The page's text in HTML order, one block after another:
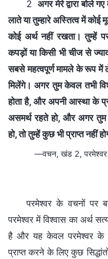
2अगर मेरे द्वारा बोले
लाते या तुम्हारे अस्तित्व में कोई
कोई अर्थ नहीं रखता। तुम्हें
कपड़ों या किसी भी चीज से
सबसे महत्वपूर्ण मामले के रूप में
मिलेंगे। अगर तुम केवल तभी
होता है, और अपनी आस्था के
असमर्थ रहते हो, और अगर
हो, तो तुम्हें कुछ भी प्राप्त नहीं
—वचन, खंड 2, परमेश्वर
परमेश्वर के वचनों पर
परमेश्वर में विश्वास का अर्थ
है और यह केवल परमेश्वर के
प्राप्त करने के लिए कुछ